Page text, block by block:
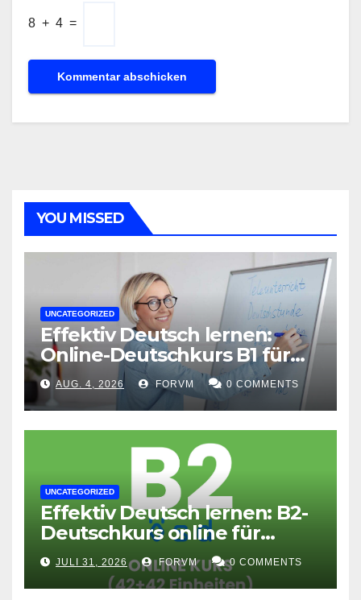
8 + 4 =
YOU MISSED
UNCATEGORIZED
Effektiv Deutsch lernen:
Online-Deutschkurs B1 für
flexible Lernerfolge
AUG. 4, 2026 FORVM 0 COMMENTS
UNCATEGORIZED
Effektiv Deutsch lernen: B2-
Deutschkurs online für
Fortgeschrittene
JULI 31, 2026 FORVM 0 COMMENTS